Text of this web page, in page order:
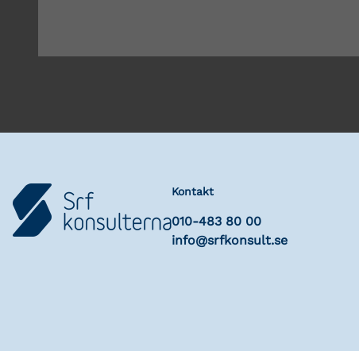
Kontakt
010-483 80 00
info@srfkonsult.se